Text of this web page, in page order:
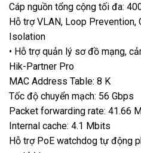
Cáp nguồn tổng cộng tối đa:
Hỗ trợ VLAN, Loop Prevention,
Isolation
• Hỗ trợ quản lý sơ đồ mạng,
Hik-Partner Pro
MAC Address Table: 8 K
Tốc độ chuyển mạch: 56 Gbps
Packet forwarding rate: 41.66
Internal cache: 4.1 Mbits
Hỗ trợ PoE watchdog tự động